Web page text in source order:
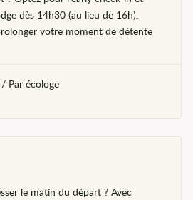
dès 14h30 (au lieu de 16h).
votre moment de détente
Par écologe
le matin du départ ? Avec